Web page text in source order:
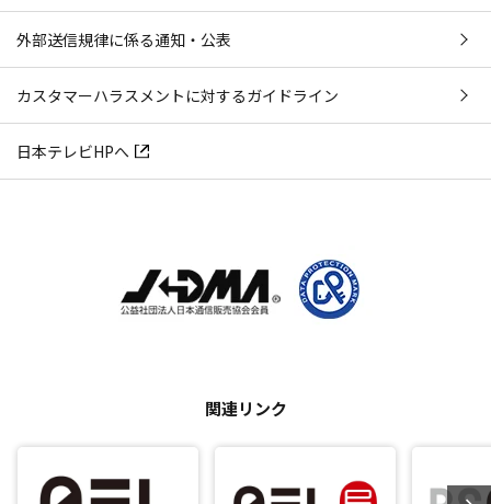
外部送信規律に係る通知・公表
カスタマーハラスメントに対するガイドライン
日本テレビHPへ
関連リンク